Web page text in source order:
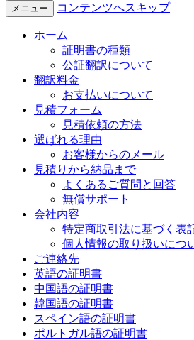
メニュー コンテンツへスキップ
ホーム
証明書の種類
公証翻訳について
翻訳料金
お支払いについて
見積フォーム
見積依頼の方法
選ばれる理由
お客様からのメール
見積りから納品まで
よくあるご質問と回答
無償サポート
会社内容
特定商取引法に基づく表
個人情報の取り扱いにつ
ご連絡先
英語の証明書
中国語の証明書
韓国語の証明書
スペイン語の証明書
ポルトガル語の証明書